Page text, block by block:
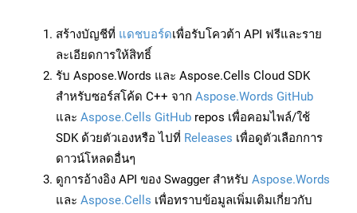
สร้างบัญชีที่ แดชบอร์ดเพื่อรับโควต้า API ฟรีและราย
ละเอียดการให้สิทธิ์
รับ Aspose.Words และ Aspose.Cells Cloud SDK
สำหรับซอร์สโค้ด C++ จาก Aspose.Words GitHub
และ Aspose.Cells GitHub repos เพื่อคอมไพล์/ใช้
SDK ด้วยตัวเองหรือ ไปที่ Releases เพื่อดูตัวเลือกการ
ดาวน์โหลดอื่นๆ
ดูการอ้างอิง API ของ Swagger สำหรับ Aspose.Words
และ Aspose.Cells เพื่อทราบข้อมูลเพิ่มเติมเกี่ยวกับ